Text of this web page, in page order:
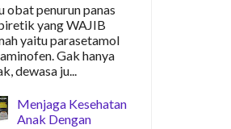
obat penurun panas
yang WAJIB
yaitu parasetamol
Gak hanya
dewasa ju...
Menjaga Kesehatan
Anak Dengan